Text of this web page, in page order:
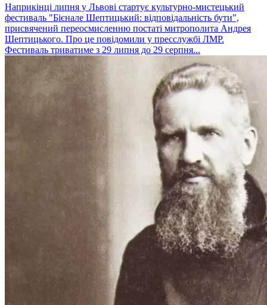
Наприкінці липня у Львові стартує культурно-мистецький
фестиваль "Бієнале Шептицький: відповідальність бути",
присвячений переосмисленню постаті митрополита Андрея
Шептицького. Про це повідомили у пресслужбі ЛМР.
Фестиваль триватиме з 29 липня до 29 серпня...